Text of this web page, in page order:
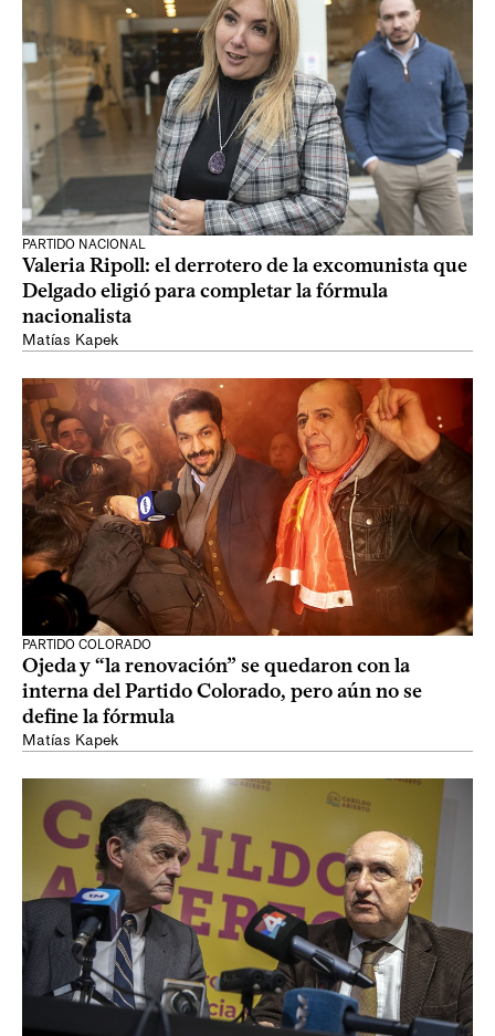
PARTIDO NACIONAL
Valeria Ripoll: el derrotero de la excomunista que
Delgado eligió para completar la fórmula
nacionalista
Matías Kapek
PARTIDO COLORADO
Ojeda y “la renovación” se quedaron con la
interna del Partido Colorado, pero aún no se
define la fórmula
Matías Kapek